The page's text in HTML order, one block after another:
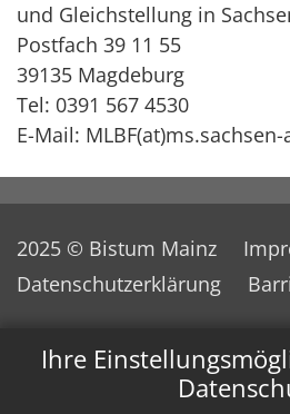
Ihre
und Gleichstellung in
Postfach 39 11 55
39135 Magdeburg
Tel: 0391 567 4530
E-Mail:
2025 © Bistum Mainz
Datenschutzerklärung